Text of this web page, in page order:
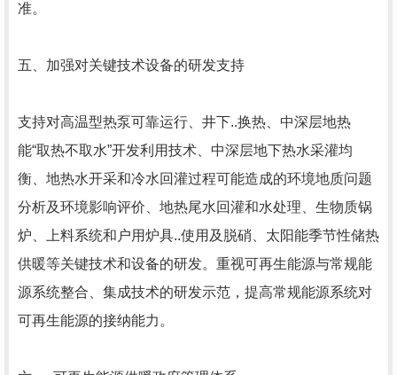
准。
五、加强对关键技术设备的研发支持
支持对高温型热泵可靠运行、井下..换热、中深层地热
能“取热不取水”开发利用技术、中深层地下热水采灌均
衡、地热水开采和冷水回灌过程可能造成的环境地质问题
分析及环境影响评价、地热尾水回灌和水处理、生物质锅
炉、上料系统和户用炉具..使用及脱硝、太阳能季节性储热
供暖等关键技术和设备的研发。重视可再生能源与常规能
源系统整合、集成技术的研发示范，提高常规能源系统对
可再生能源的接纳能力。